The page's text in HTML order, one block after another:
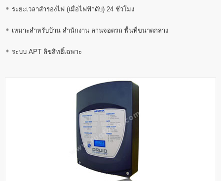
ระยะเวลาสำรองไฟ (เมื่อไฟฟ้าดับ) 24 ชั่วโมง
เหมาะสำหรับบ้าน สำนักงาน ลานจอดรถ พื้นที่ขนาดกลาง
ระบบ APT ลิขสิทธิ์เฉพาะ